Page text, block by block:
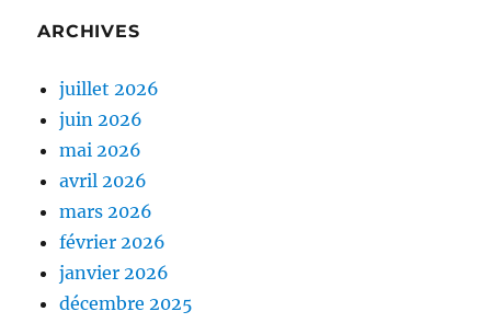
ARCHIVES
juillet 2026
juin 2026
mai 2026
avril 2026
mars 2026
février 2026
janvier 2026
décembre 2025